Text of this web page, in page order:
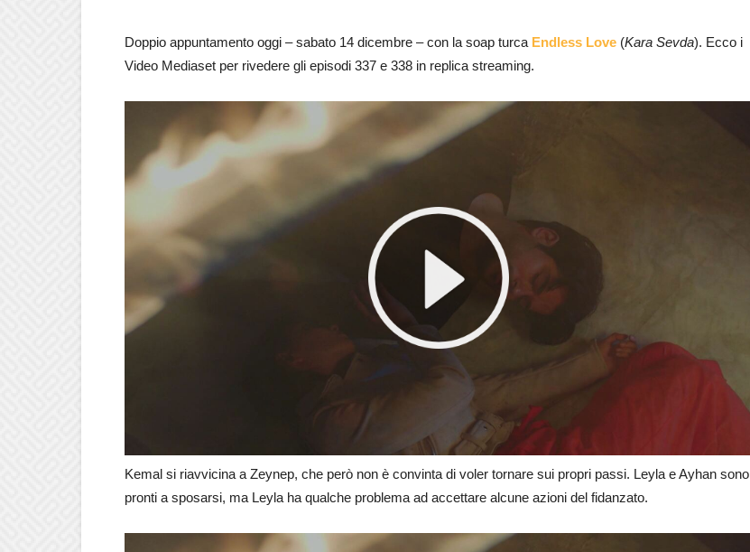
Doppio appuntamento oggi – sabato 14 dicembre – con la soap turca Endless Love (Kara Sevda). Ecco i
Video Mediaset per rivedere gli episodi 337 e 338 in replica streaming.
Kemal si riavvicina a Zeynep, che però non è convinta di voler tornare sui propri passi. Leyla e Ayhan sono
pronti a sposarsi, ma Leyla ha qualche problema ad accettare alcune azioni del fidanzato.